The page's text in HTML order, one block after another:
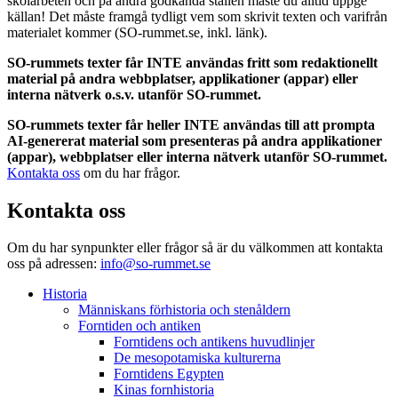
källan! Det måste framgå tydligt vem som skrivit texten och varifrån
materialet kommer (SO-rummet.se, inkl. länk).
SO-rummets texter får INTE användas fritt som redaktionellt
material på andra webbplatser, applikationer (appar) eller
interna nätverk o.s.v. utanför SO-rummet.
SO-rummets texter får heller INTE användas till att prompta
AI-genererat material som presenteras på andra applikationer
(appar), webbplatser eller interna nätverk utanför SO-rummet.
Kontakta oss om du har frågor.
Kontakta oss
Om du har synpunkter eller frågor så är du välkommen att kontakta
oss på adressen: info@so-rummet.se
Historia
Människans förhistoria och stenåldern
Forntiden och antiken
Forntidens och antikens huvudlinjer
De mesopotamiska kulturerna
Forntidens Egypten
Kinas fornhistoria